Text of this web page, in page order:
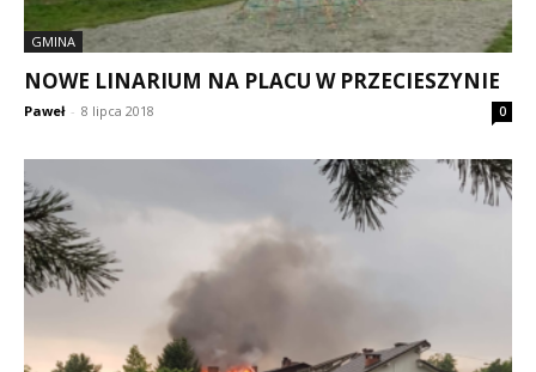
GMINA
NOWE LINARIUM NA PLACU W PRZECIESZYNIE
Paweł - 8 lipca 2018 0